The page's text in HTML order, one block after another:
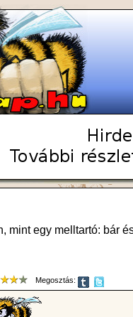
mint egy melltartó: bár
Megosztás: